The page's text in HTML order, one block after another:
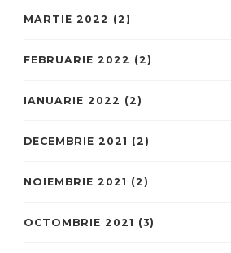
MARTIE 2022 (2)
FEBRUARIE 2022 (2)
IANUARIE 2022 (2)
DECEMBRIE 2021 (2)
NOIEMBRIE 2021 (2)
OCTOMBRIE 2021 (3)